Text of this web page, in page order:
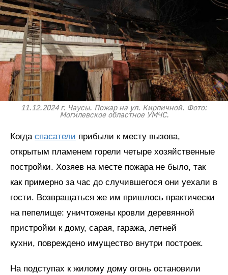
11.12.2024 г. Чаусы. Пожар на ул. Кирпичной. Фото:
Могилевское областное УМЧС.
Когда спасатели прибыли к месту вызова,
открытым пламенем горели четыре хозяйственные
постройки. Хозяев на месте пожара не было, так
как примерно за час до случившегося они уехали в
гости. Возвращаться же им пришлось практически
на пепелище: уничтожены кровли деревянной
пристройки к дому, сарая, гаража, летней
кухни, повреждено имущество внутри построек.
На подступах к жилому дому огонь остановили